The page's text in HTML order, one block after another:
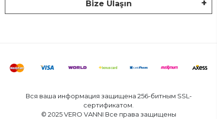
Bize Ulaşın
Вся ваша информация защищена 256-битным SSL-
сертификатом.
© 2025 VERO VANNI Все права защищены